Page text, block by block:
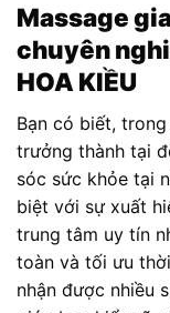
Massage
chuyên
HOA KIỀU
Bạn có biết,
trưởng thành tại
sóc sức khỏe tại
biệt với sự xuất
trung tâm uy tín
toàn và tối ưu
nhận được nhiều